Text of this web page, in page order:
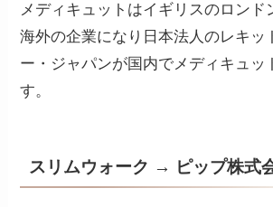
メディキュットはイギリスのロンド
海外の企業になり日本法人のレキッ
ー・ジャパンが国内でメディキュッ
す。
スリムウォーク → ピップ株式